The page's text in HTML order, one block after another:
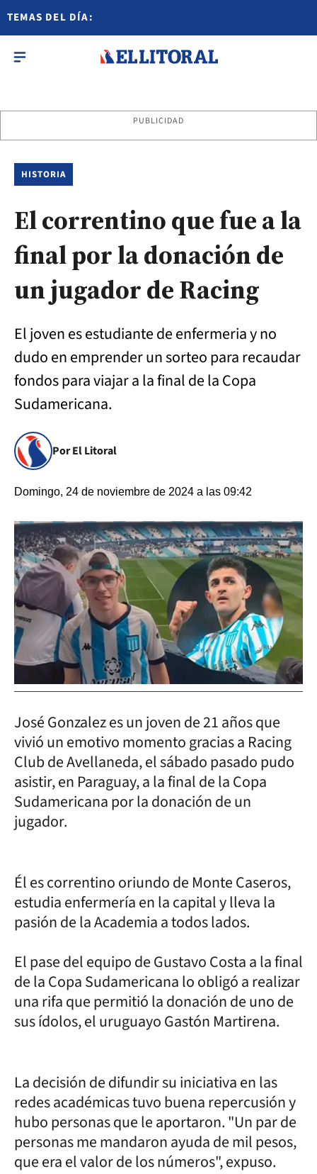
TEMAS DEL DÍA:
PUBLICIDAD
HISTORIA
El correntino que fue a la
final por la donación de
un jugador de Racing
El joven es estudiante de enfermeria y no
dudo en emprender un sorteo para recaudar
fondos para viajar a la final de la Copa
Sudamericana.
Por El Litoral
Domingo, 24 de noviembre de 2024 a las 09:42
José Gonzalez es un joven de 21 años que
vivió un emotivo momento gracias a Racing
Club de Avellaneda, el sábado pasado pudo
asistir, en Paraguay, a la final de la Copa
Sudamericana por la donación de un
jugador.
Él es correntino oriundo de Monte Caseros,
estudia enfermería en la capital y lleva la
pasión de la Academia a todos lados.
El pase del equipo de Gustavo Costa a la final
de la Copa Sudamericana lo obligó a realizar
una rifa que permitió la donación de uno de
sus ídolos, el uruguayo Gastón Martirena.
La decisión de difundir su iniciativa en las
redes académicas tuvo buena repercusión y
hubo personas que le aportaron. "Un par de
personas me mandaron ayuda de mil pesos,
que era el valor de los números", expuso.